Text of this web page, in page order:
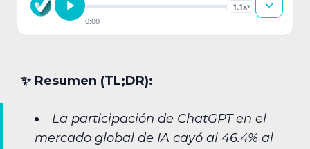
1.1x▾
0:00
✨︎ Resumen (TL;DR):
La participación de ChatGPT en el
mercado global de IA cayó al 46.4% al